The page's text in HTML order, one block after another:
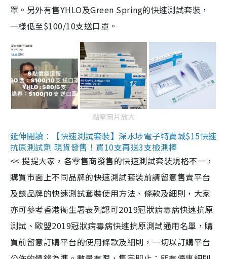
罩。另外有售YHLO及Green Spring的快速測試套裝，
一樣低至$100/10支送口罩。
點擊圖片放大
延伸閱讀：【快速測試套裝】深水埗電子特賣城$15快速
抗原測試劑 現貨發售！買10支再送3支檢測棒
<< 提提大家，各零售商發售的快速測試套裝規格不一，
購買市面上不同品牌的快速測試套裝前請留意售賣平台
及該品牌的快速測試套裝使用方法、條款及細則，大家
亦可參考香港衞生署表列認可2019冠狀病毒病快速抗原
測試、歐盟2019冠狀病毒病快速抗原測試通用名單，購
買前留意訂購平台的使用條款及細則，一切以訂購平台